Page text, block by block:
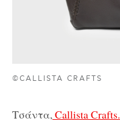
©CALLISTA CRAFTS
Τσάντα,Callista Crafts.